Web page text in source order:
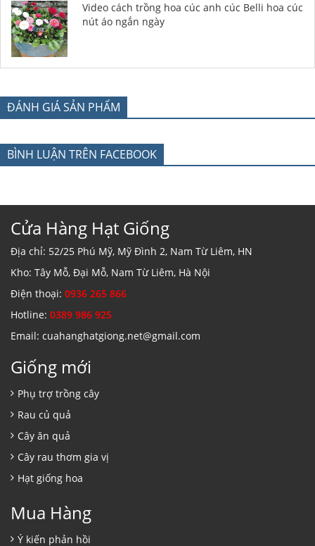
Video cách trồng hoa cúc anh cúc Belli hoa cúc
nút áo ngắn ngày
ĐÁNH GIÁ SẢN PHẨM
BÌNH LUẬN TRÊN FACEBOOK
Cửa Hàng Hạt Giống
Địa chỉ: 52/25 Phú Mỹ, Mỹ Đình 2, Nam Từ Liêm, HN
Kho: Tây Mỗ, Đại Mỗ, Nam Từ Liêm, Hà Nội
Điện thoại: 0936 265 866
Hotline: 0389 986 925
Email: cuahanghatgiong.net@gmail.com
Giống mới
Phụ trợ trồng cây
Rau củ quả
Cây ăn quả
Cây rau thơm gia vị
Hạt giống hoa
Mua Hàng
Ý kiến phản hồi